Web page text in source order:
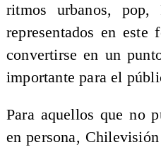
ritmos urbanos,
representados en este
convertirse en un
importante para el
Para aquellos que no
en persona,